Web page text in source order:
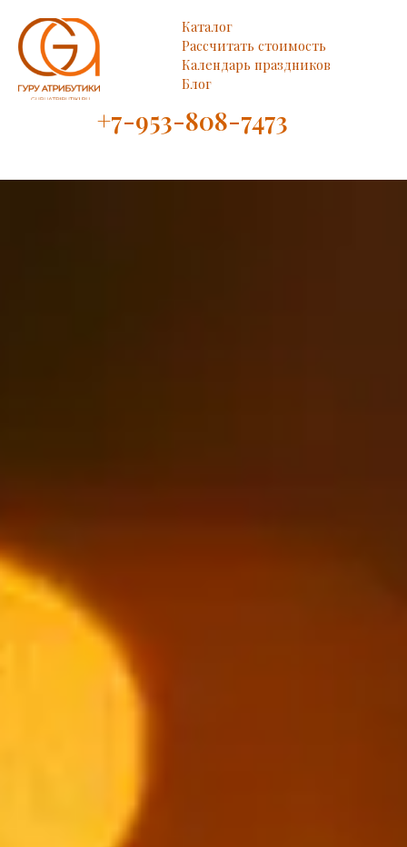
Каталог
Рассчитать стоимость
Календарь праздников
Блог
+7-953-808-7473